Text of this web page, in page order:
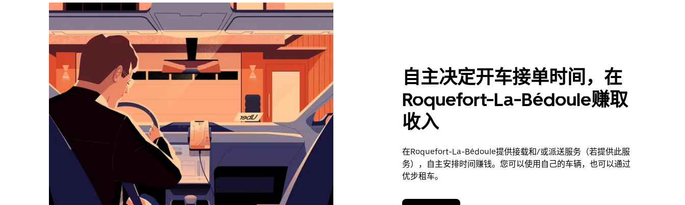
可
浏
览
日
历
择
期。
按
关
闭
自主决定开车接单时间，在
Roquefort-La-Bédoule赚取
收入
在Roquefort-La-Bédoule提供接载和/或派送服务（若提供此服
务），自主安排时间赚钱。您可以使用自己的车辆，也可以通过
优步租车。